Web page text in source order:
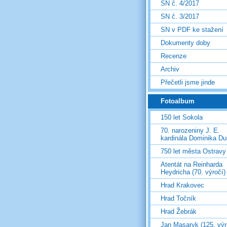
SN č. 4/2017
SN č. 3/2017
SN v PDF ke stažení
Dokumenty doby
Recenze
Archiv
Přečetli jsme jinde
Fotoalbum
150 let Sokola
70. narozeniny J. E.
kardinála Dominika
750 let města Ostravy
Atentát na Reinharda
Heydricha (70. výročí)
Hrad Krakovec
Hrad Točník
Hrad Žebrák
Jan Masaryk (125.